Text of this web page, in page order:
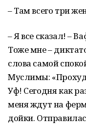
– Там всего три
– Я все сказал! –
Тоже мне –
слова самой
Муслимы:
Уф! Сегодня как
меня ждут на
дойки.